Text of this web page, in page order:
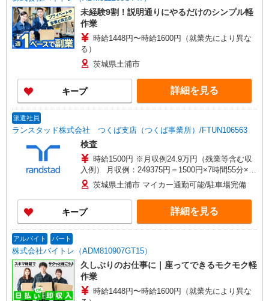
未経験9割！説明通りにやるだけのシンプル軽
作業
時給1448円〜時給1600円（就業先により異な
る）
茨城県土浦市
キープ 詳細を見る
派遣社員
ランスタッド株式会社 つくば支店（つくば事業所）/FTUN106563
検査
時給1500円 ※月収例24.9万円（残業等含む収
入例） 月収例：249375円＝1500円×7時間55分×21
日勤務の場合＋残業代、交通費別途支給 ※交通費
実費支給／当社規定あり。通勤交通費実費支払／
上限4万円／月※規定あり
茨城県土浦市 マイカー通勤可能/駐車場完備
キープ 詳細を見る
アルバイト パート
株式会社バイトレ（ADM810907GT15）
久しぶりのお仕事に｜座ってできるモクモク軽
作業
時給1448円〜時給1600円（就業先により異な